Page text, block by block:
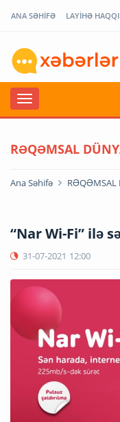
ANA SƏHİFƏ LAYİHƏ
RƏQƏMSAL
Ana Səhifə RƏQƏMSAL
“Nar Wi-Fi” ilə
31-07-2021 12:00